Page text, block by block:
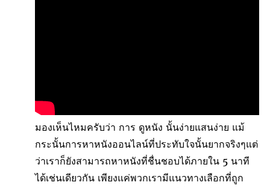
มองเห็นไหมครับว่า การ ดูหนัง นั้นง่ายแสนง่าย แม้
กระนั้นการหาหนังออนไลน์ที่ประทับใจนั้นยากจริงๆแต่
ว่าเราก็ยังสามารถหาหนังที่ชื่นชอบได้ภายใน 5 นาที
ได้เช่นเดียวกัน เพียงแค่พวกเรามีแนวทางเลือกที่ถูก